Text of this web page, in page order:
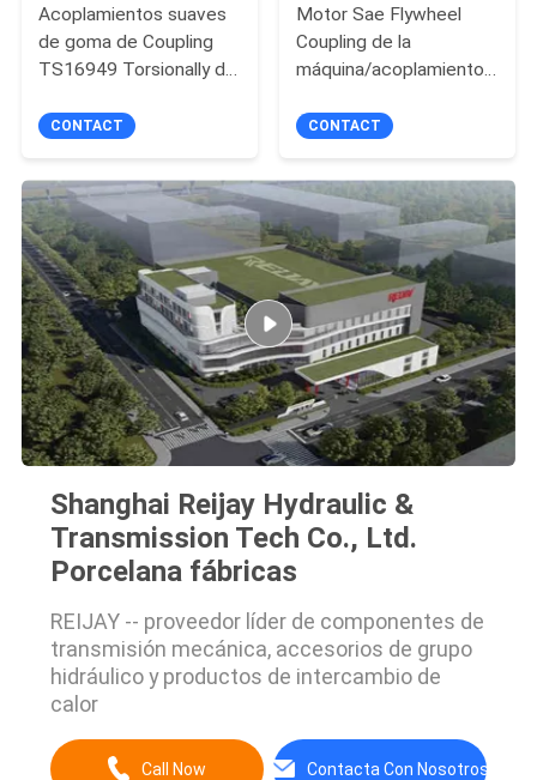
Acoplamientos suaves
de goma de Coupling
TS16949 Torsionally del
CONTACT
Motor Sae Flywheel
Coupling de la
máquina/acoplamiento
FL11.5 T80 del RB
CONTACT
Shanghai Reijay Hydraulic &
Transmission Tech Co., Ltd.
Porcelana fábricas
REIJAY -- proveedor líder de componentes de
transmisión mecánica, accesorios de grupo
hidráulico y productos de intercambio de
calor
Call Now Contacta Con Nosotros